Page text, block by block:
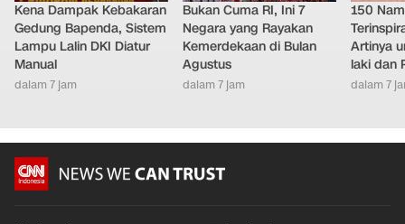
Kena Dampak Kebakaran
Gedung Bapenda, Sistem
Lampu Lalin DKI Diatur
Manual
dalam 7 jam
Bukan Cuma RI, Ini 7
Negara yang Rayakan
Kemerdekaan di Bulan
Agustus
dalam 7 jam
150
Artinya
laki dan
dalam 7